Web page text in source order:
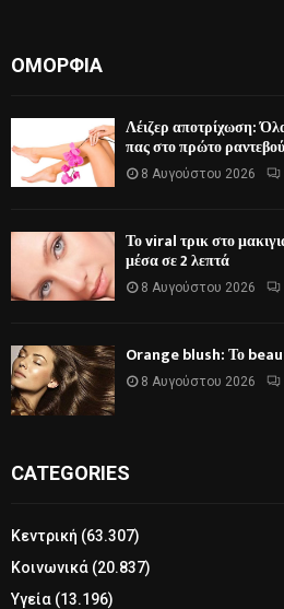
ΟΜΟΡΦΙΆ
Λέιζερ αποτρίχωση:
πας στο πρώτο ραντεβού
8 Αυγούστου 2026
Το viral τρικ στο
μέσα σε 2 λεπτά
8 Αυγούστου 2026
Orange blush: Το
8 Αυγούστου 2026
CATEGORIES
Κεντρική (63.307)
Κοινωνικά (20.837)
Υγεία (13.196)